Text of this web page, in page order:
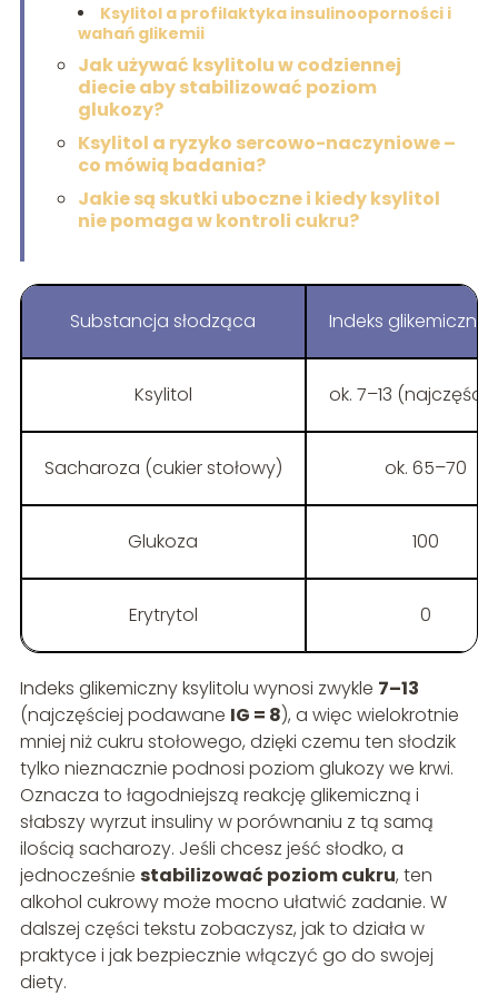
Ksylitol a profilaktyka insulinooporności i
wahań glikemii
Jak używać ksylitolu w codziennej
diecie aby stabilizować poziom
glukozy?
Ksylitol a ryzyko sercowo-naczyniowe –
co mówią badania?
Jakie są skutki uboczne i kiedy ksylitol
nie pomaga w kontroli cukru?
Substancja słodząca Indeks glikemiczny
Ksylitol ok. 7–13
Sacharoza (cukier stołowy) ok. 65–70
Glukoza 100
Erytrytol 0
Indeks glikemiczny ksylitolu wynosi zwykle 7–13
(najczęściej podawane IG = 8), a więc wielokrotnie
mniej niż cukru stołowego, dzięki czemu ten słodzik
tylko nieznacznie podnosi poziom glukozy we krwi.
Oznacza to łagodniejszą reakcję glikemiczną i
słabszy wyrzut insuliny w porównaniu z tą samą
ilością sacharozy. Jeśli chcesz jeść słodko, a
jednocześnie stabilizować poziom cukru, ten
alkohol cukrowy może mocno ułatwić zadanie. W
dalszej części tekstu zobaczysz, jak to działa w
praktyce i jak bezpiecznie włączyć go do swojej
diety.